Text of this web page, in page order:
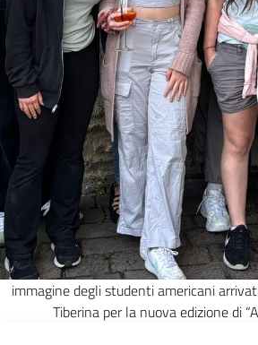
immagine degli studenti americani
Tiberina per la nuova edizione di